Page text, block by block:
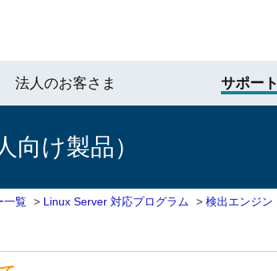
法人のお客さま サポート
け製品）
一覧 > Linux Server 対応プログラム > 検出エンジン